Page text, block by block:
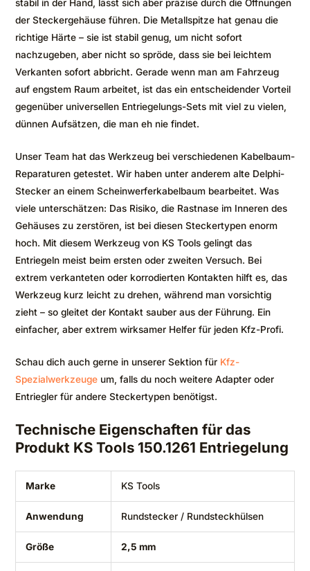
stabil in der Hand, lässt sich aber präzise durch die Öffnungen
der Steckergehäuse führen. Die Metallspitze hat genau die
richtige Härte – sie ist stabil genug, um nicht sofort
nachzugeben, aber nicht so spröde, dass sie bei leichtem
Verkanten sofort abbricht. Gerade wenn man am Fahrzeug
auf engstem Raum arbeitet, ist das ein entscheidender Vorteil
gegenüber universellen Entriegelungs-Sets mit viel zu vielen,
dünnen Aufsätzen, die man eh nie findet.
Unser Team hat das Werkzeug bei verschiedenen Kabelbaum-
Reparaturen getestet. Wir haben unter anderem alte Delphi-
Stecker an einem Scheinwerferkabelbaum bearbeitet. Was
viele unterschätzen: Das Risiko, die Rastnase im Inneren des
Gehäuses zu zerstören, ist bei diesen Steckertypen enorm
hoch. Mit diesem Werkzeug von KS Tools gelingt das
Entriegeln meist beim ersten oder zweiten Versuch. Bei
extrem verkanteten oder korrodierten Kontakten hilft es, das
Werkzeug kurz leicht zu drehen, während man vorsichtig
zieht – so gleitet der Kontakt sauber aus der Führung. Ein
einfacher, aber extrem wirksamer Helfer für jeden Kfz-Profi.
Schau dich auch gerne in unserer Sektion für Kfz-
Spezialwerkzeuge um, falls du noch weitere Adapter oder
Entriegler für andere Steckertypen benötigst.
Technische Eigenschaften für das
Produkt KS Tools 150.1261 Entriegelung
Marke KS Tools
Anwendung Rundstecker / Rundsteckhülsen
Größe 2,5 mm